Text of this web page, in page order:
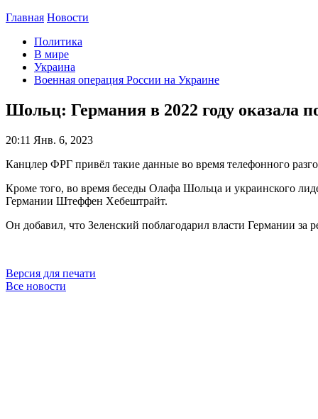
Главная Новости
Политика
В мире
Украина
Военная операция России на Украине
Шольц: Германия в 2022 году оказала
20:11 Янв. 6, 2023
Канцлер ФРГ привёл такие данные во время телефонного
Кроме того, во время беседы Олафа Шольца и украинского
Германии Штеффен Хебештрайт.
Он добавил, что Зеленский поблагодарил власти Германии
Версия для печати
Все новости